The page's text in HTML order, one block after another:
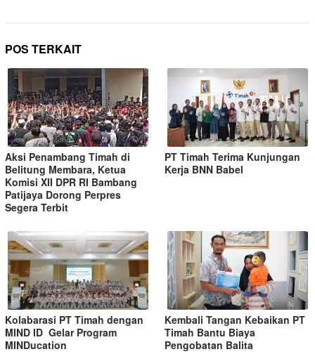
POS TERKAIT
Aksi Penambang Timah di
Belitung Membara, Ketua
Komisi XII DPR RI Bambang
Patijaya Dorong Perpres
Segera Terbit
PT Timah Terima Kunjungan
Kerja BNN Babel
Kolabarasi PT Timah dengan
MIND ID Gelar Program
MINDucation
Kembali Tangan Kebaikan PT
Timah Bantu Biaya
Pengobatan Balita